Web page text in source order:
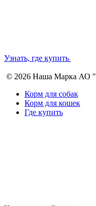
Узнать, где купить
© 2026 Наша Марка АО
Корм для собак
Корм для кошек
Где купить